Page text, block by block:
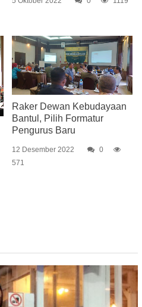
Raker Dewan Kebudayaan
Bantul, Pilih Formatur
Pengurus Baru
12 Desember 2022
0
571